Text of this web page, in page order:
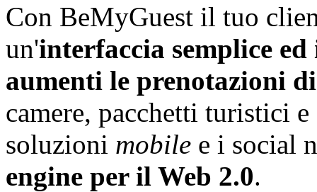
Con BeMyGuest il tuo
un'interfaccia semplice
aumenti le prenotazioni
camere, pacchetti turistici
soluzioni mobile e i social
engine per il Web 2.0.